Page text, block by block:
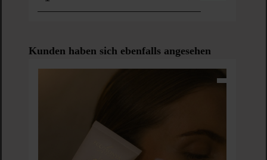
Produktgalerie überspringen
Kunden haben sich ebenfalls angesehen